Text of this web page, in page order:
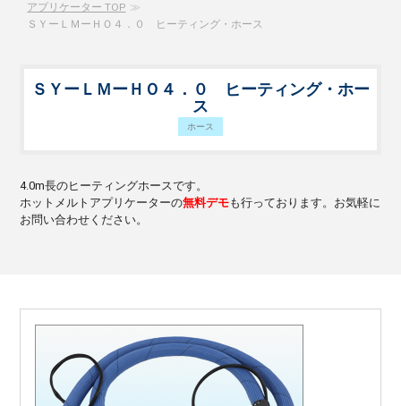
アプリケーター TOP
ＳＹーＬＭーＨＯ４．０ ヒーティング・ホース
ＳＹーＬＭーＨＯ４．０ ヒーティング・ホー
ス
ホース
4.0m長のヒーティングホースです。
ホットメルトアプリケーターの無料デモも行っております。お気軽に
お問い合わせください。